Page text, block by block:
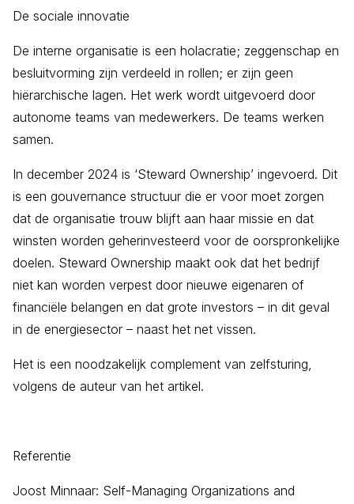
De sociale innovatie
De interne organisatie is een holacratie; zeggenschap en
besluitvorming zijn verdeeld in rollen; er zijn geen
hiërarchische lagen. Het werk wordt uitgevoerd door
autonome teams van medewerkers. De teams werken
samen.
In december 2024 is ‘Steward Ownership’ ingevoerd. Dit
is een gouvernance structuur die er voor moet zorgen
dat de organisatie trouw blijft aan haar missie en dat
winsten worden geherinvesteerd voor de oorspronkelijke
doelen. Steward Ownership maakt ook dat het bedrijf
niet kan worden verpest door nieuwe eigenaren of
financiële belangen en dat grote investors – in dit geval
in de energiesector – naast het net vissen.
Het is een noodzakelijk complement van zelfsturing,
volgens de auteur van het artikel.
Referentie
Joost Minnaar: Self-Managing Organizations and